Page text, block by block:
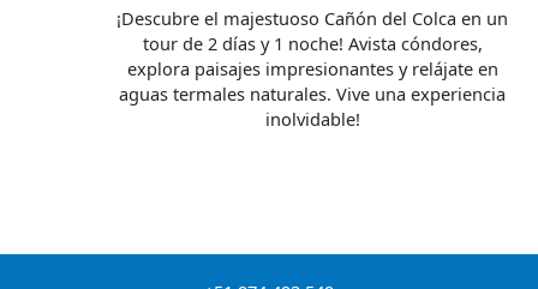
¡Descubre el majestuoso Cañón del Colca en un
tour de 2 días y 1 noche! Avista cóndores,
explora paisajes impresionantes y relájate en
aguas termales naturales. Vive una experiencia
inolvidable!